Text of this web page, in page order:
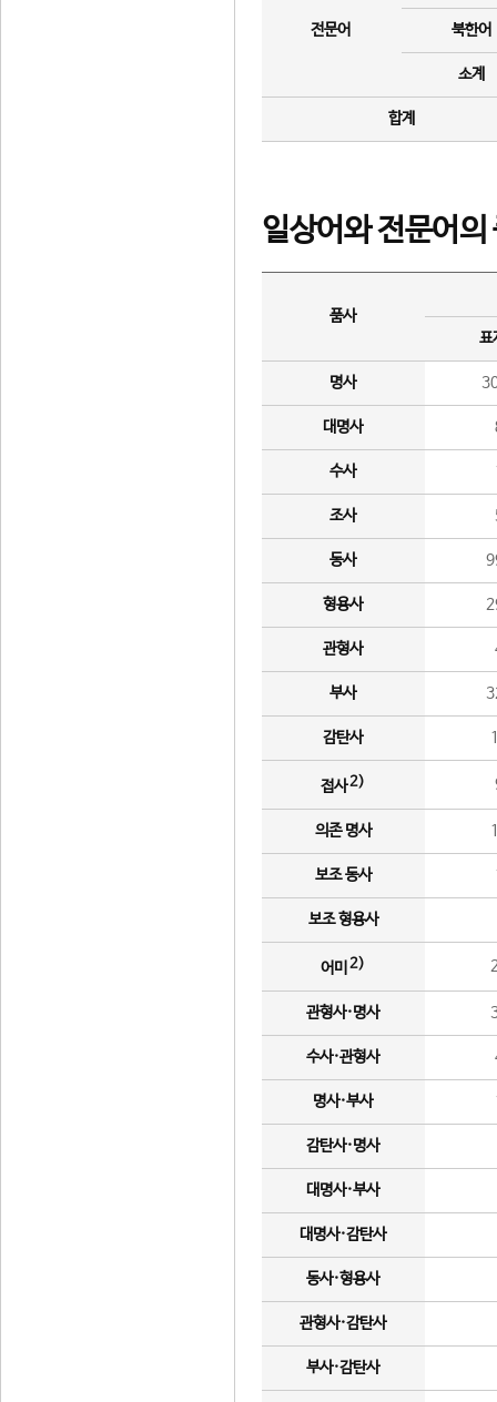
전문어 북한어
소계
합계
일상어와 전문어의
품사
표
명사
대명사
수사
조사
동사
형용사
관형사
부사
감탄사
접사2)
의존 명사
보조 동사
보조 형용사
어미 2)
관형사·명사
수사·관형사
명사·부사
감탄사·명사
대명사·부사
대명사·감탄사
동사·형용사
관형사·감탄사
부사·감탄사